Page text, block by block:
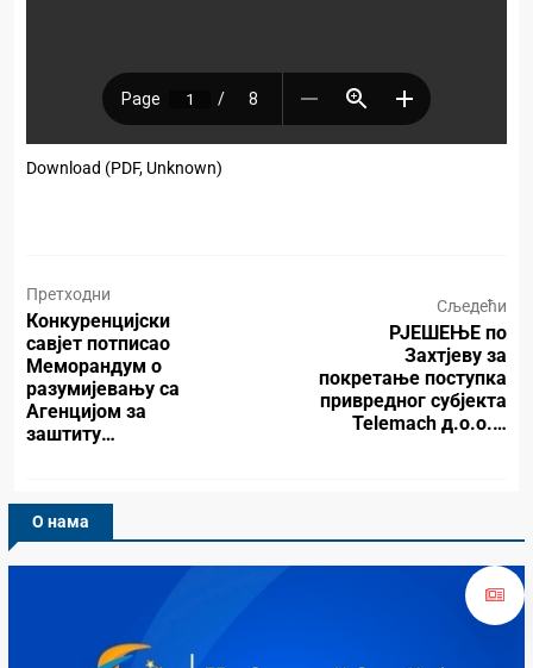
Download (PDF, Unknown)
Претходни
Конкуренцијски
савјет потписао
Меморандум о
разумијевању са
Агенцијом за
заштиту…
Сљедећи
РЈЕШЕЊЕ по
Захтјеву за
покретање поступка
привредног субјекта
Telemach д.о.о.…
О нама